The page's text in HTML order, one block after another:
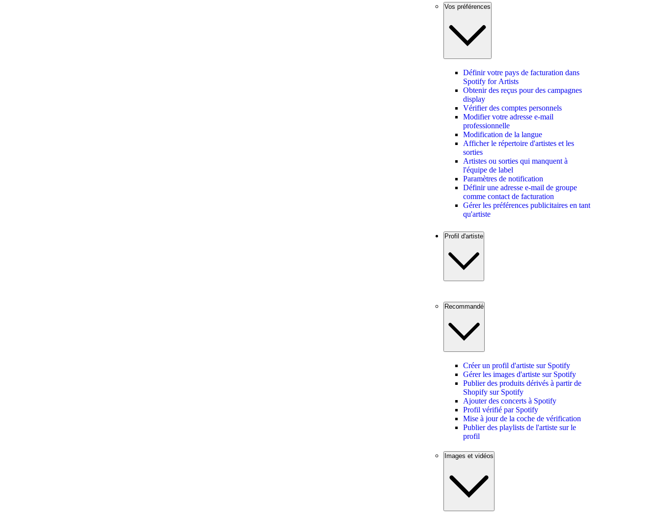
Vos préférences
Définir votre pays de facturation dans
Spotify for Artists
Obtenir des reçus pour des campagnes
display
Vérifier des comptes personnels
Modifier votre adresse e-mail
professionnelle
Modification de la langue
Afficher le répertoire d'artistes et les
sorties
Artistes ou sorties qui manquent à
l'équipe de label
Paramètres de notification
Définir une adresse e-mail de groupe
comme contact de facturation
Gérer les préférences publicitaires en tant
qu'artiste
Profil d'artiste
Recommandé
Créer un profil d'artiste sur Spotify
Gérer les images d'artiste sur Spotify
Publier des produits dérivés à partir de
Shopify sur Spotify
Ajouter des concerts à Spotify
Profil vérifié par Spotify
Mise à jour de la coche de vérification
Publier des playlists de l'artiste sur le
profil
Images et vidéos